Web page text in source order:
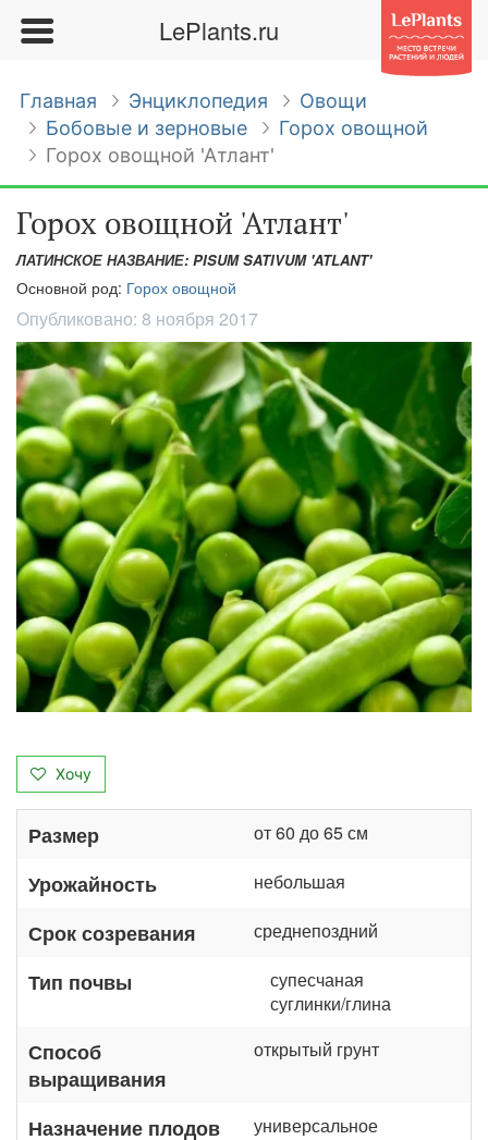
LePlants.ru
Главная Энциклопедия
Овощи
Бобовые и зерновые
Горох овощной
Горох овощной 'Атлант'
Горох овощной 'Атлант'
ЛАТИНСКОЕ НАЗВАНИЕ: PISUM SATIVUM 'ATLANT'
Основной род: Горох овощной
Опубликовано: 8 ноября 2017
Хочу
Размер от 60 до 65 см
Урожайность небольшая
Срок созревания среднепоздний
Тип почвы
супесчаная
суглинки/глина
Способ
выращивания
открытый грунт
Назначение плодов универсальное